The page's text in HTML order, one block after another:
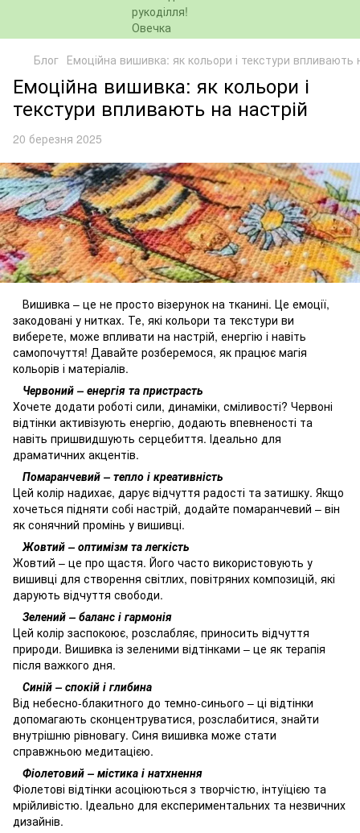
Блог Емоційна вишивка: як кольори і текстури впливають
Емоційна вишивка: як кольори і
текстури впливають на настрій
20 березня 2025
Вишивка – це не просто візерунок на тканині. Це емоції,
закодовані у нитках. Те, які кольори та текстури ви
виберете, може впливати на настрій, енергію і навіть
самопочуття! Давайте розберемося, як працює магія
кольорів і матеріалів.
Червоний – енергія та пристрасть
Хочете додати роботі сили, динаміки, сміливості? Червоні
відтінки активізують енергію, додають впевненості та
навіть пришвидшують серцебиття. Ідеально для
драматичних акцентів.
Помаранчевий – тепло і креативність
Цей колір надихає, дарує відчуття радості та затишку. Якщо
хочеться підняти собі настрій, додайте помаранчевий – він
як сонячний промінь у вишивці.
Жовтий – оптимізм та легкість
Жовтий – це про щастя. Його часто використовують у
вишивці для створення світлих, повітряних композицій, які
дарують відчуття свободи.
Зелений – баланс і гармонія
Цей колір заспокоює, розслабляє, приносить відчуття
природи. Вишивка із зеленими відтінками – це як терапія
після важкого дня.
Синій – спокій і глибина
Від небесно-блакитного до темно-синього – ці відтінки
допомагають сконцентруватися, розслабитися, знайти
внутрішню рівновагу. Синя вишивка може стати
справжньою медитацією.
Фіолетовий – містика і натхнення
Фіолетові відтінки асоціюються з творчістю, інтуїцією та
мрійливістю. Ідеально для експериментальних та незвичних
дизайнів.